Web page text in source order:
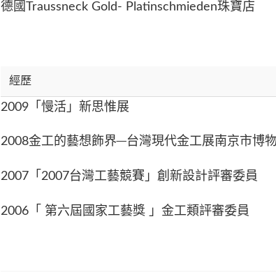
德國Traussneck Gold- Platinschmieden珠寶店
經歷
2009「慢活」新思惟展
2008金工的藝想飾界─台灣現代金工展南京市博
2007「2007台灣工藝競賽」創新設計評審委員
2006「 第六屆國家工藝獎 」金工類評審委員